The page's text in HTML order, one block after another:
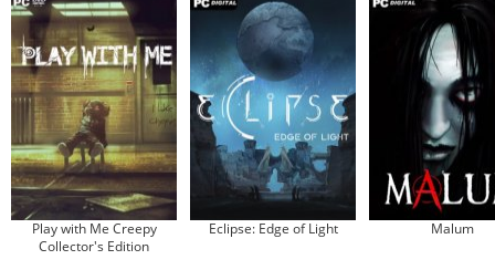
Play with Me Creepy
Collector's Edition
Eclipse: Edge of Light Malum